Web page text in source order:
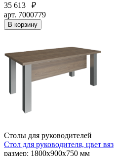
35 613
₽
арт. 7000779
В корзину
Столы для руководителей
Стол для руководителя, цвет вяз
размер: 1800х900х750 мм